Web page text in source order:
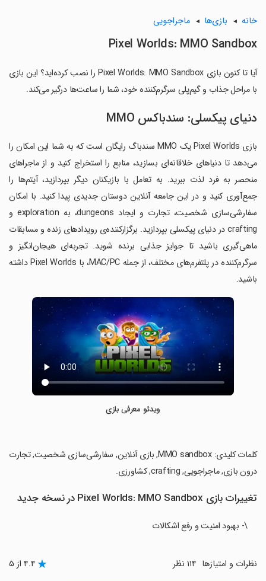
خانه بازی‌ها ماجراجویی
Pixel Worlds: MMO Sandbox
آیا تا کنون بازی Pixel Worlds: MMO Sandbox را نصب کرده‌اید؟ این بازی
با مراحل جذاب و گیم‌پلی سرگرم‌کننده خود، شما را ساعت‌ها درگیر می‌کند.
دنیای پیکسلی: سندباکس MMO
بازی Pixel Worlds یک MMO سندباگ رایگان است که به شما این امکان را
می‌دهد تا دنیاهای خلاقانه‌ای بسازید، منابع را استخراج کنید و از ماجراهای
منحصر به فرد لذت ببرید. به تعامل با بازیکنان دیگر بپردازید، آیتم‌ها را
جمع‌آوری کنید و در این جامعه آنلاین دوستان جدیدی پیدا کنید. با امکان
سفارشی‌سازی شخصیت، تجارت و ایجاد dungeons، به exploration و
crafting در دنیای پیکسلی بپردازید. برگزارکننده‌ی رویدادهای زنده و مسابقات
ماهی‌گیری باشید تا جوایز جذابی برنده شوید. تجربه‌ای هیجان‌انگیز و
سرگرم‌کننده در پلتفرم‌های مختلف، از جمله MAC/PC، با Pixel Worlds داشته
باشید.
ویدئو معرفی بازی
‏کلمات کلیدی: MMO sandbox, بازی آنلاین, سفارشی‌سازی شخصیت, تجارت
درون بازی, ماجراجویی, crafting, کشاورزی.
تغییرات بازی Pixel Worlds: MMO Sandbox در نسخه جدید
\- بهبود امنیت و رفع اشکالات
نظرات و امتیازها ۴.۴ از ۵